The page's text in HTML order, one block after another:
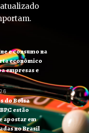
e consumo na
econômico
empresas e
do Bolsa
estão
apostar em
no Brasil